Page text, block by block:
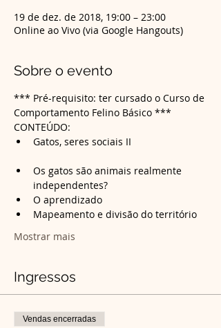
19 de dez. de 2018, 19:00 – 23:00
Online ao Vivo (via Google Hangouts)
Sobre o evento
*** Pré-requisito: ter cursado o Curso de
Comportamento Felino Básico ***
CONTEÚDO:
Gatos, seres sociais II
Os gatos são animais realmente
Mostrar mais
Ingressos
Vendas encerradas